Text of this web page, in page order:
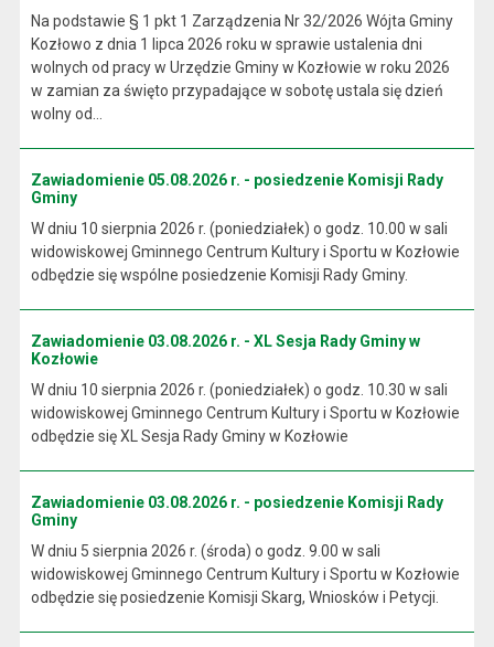
Na podstawie § 1 pkt 1 Zarządzenia Nr 32/2026 Wójta Gminy
Kozłowo z dnia 1 lipca 2026 roku w sprawie ustalenia dni
wolnych od pracy w Urzędzie Gminy w Kozłowie w roku 2026
w zamian za święto przypadające w sobotę ustala się dzień
wolny od...
Zawiadomienie 05.08.2026 r. - posiedzenie Komisji Rady
Gminy
W dniu 10 sierpnia 2026 r. (poniedziałek) o godz. 10.00 w sali
widowiskowej Gminnego Centrum Kultury i Sportu w Kozłowie
odbędzie się wspólne posiedzenie Komisji Rady Gminy.
Zawiadomienie 03.08.2026 r. - XL Sesja Rady Gminy w
Kozłowie
W dniu 10 sierpnia 2026 r. (poniedziałek) o godz. 10.30 w sali
widowiskowej Gminnego Centrum Kultury i Sportu w Kozłowie
odbędzie się XL Sesja Rady Gminy w Kozłowie
Zawiadomienie 03.08.2026 r. - posiedzenie Komisji Rady
Gminy
W dniu 5 sierpnia 2026 r. (środa) o godz. 9.00 w sali
widowiskowej Gminnego Centrum Kultury i Sportu w Kozłowie
odbędzie się posiedzenie Komisji Skarg, Wniosków i Petycji.